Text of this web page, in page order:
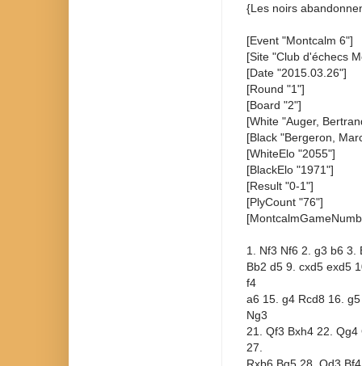
{Les noirs
[Event "Montcalm 6"]
[Site "Club d'échecs
[Date "2015.03.26"]
[Round "1"]
[Board "2"]
[White "Auger,
[Black "Bergeron,
[WhiteElo "2055"]
[BlackElo "1971"]
[Result "0-1"]
[PlyCount "76"]
1. Nf3 Nf6 2. g3 b6 3.
Bb2 d5 9. cxd5 exd5
f4
a6 15. g4 Rcd8 16.
Ng3
21. Qf3 Bxh4 22.
27.